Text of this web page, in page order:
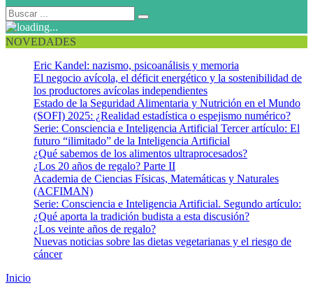
NOVEDADES
Eric Kandel: nazismo, psicoanálisis y memoria
El negocio avícola, el déficit energético y la sostenibilidad de
los productores avícolas independientes
Estado de la Seguridad Alimentaria y Nutrición en el Mundo
(SOFI) 2025: ¿Realidad estadística o espejismo numérico?
Serie: Consciencia e Inteligencia Artificial Tercer artículo: El
futuro “ilimitado” de la Inteligencia Artificial
¿Qué sabemos de los alimentos ultraprocesados?
¿Los 20 años de regalo? Parte II
Academia de Ciencias Físicas, Matemáticas y Naturales
(ACFIMAN)
Serie: Consciencia e Inteligencia Artificial. Segundo artículo:
¿Qué aporta la tradición budista a esta discusión?
¿Los veinte años de regalo?
Nuevas noticias sobre las dietas vegetarianas y el riesgo de
cáncer
Inicio